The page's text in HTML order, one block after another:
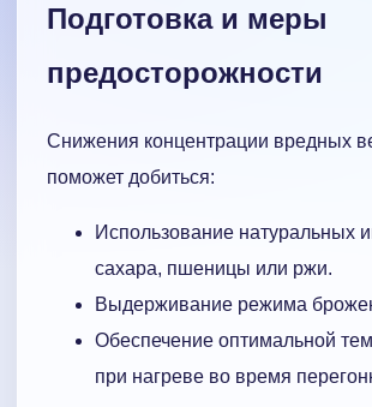
Подготовка и меры
предосторожности
Снижения концентрации вредных
поможет добиться:
Использование натуральных
сахара, пшеницы или ржи.
Выдерживание режима
Обеспечение оптимальной
при нагреве во время